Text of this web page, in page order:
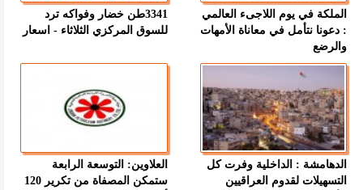
الملكة في يوم اللاجىء العالمي
: دعونا نتأمل في معاناة الأمهات
والرضع
3341طن خضار وفواكه ترد
للسوق المركزي الثلاثاء - اسعار
الدهامشة : الداخلية وفرت كل
التسهيلات لقدوم العراقيين
العلاوين: التوسعة الرابعة
ستمكن المصفاة من تكرير 120